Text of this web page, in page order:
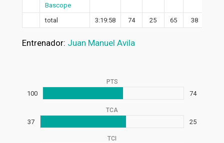
Bascope
total 3:19:58 74 25 65 38
Entrenador: Juan Manuel Avila
PTS
100 74
TCA
37 25
TCI